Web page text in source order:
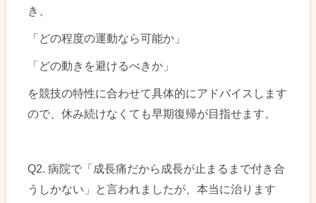
き、
「どの程度の運動なら可能か」
「どの動きを避けるべきか」
を競技の特性に合わせて具体的にアドバイスします
ので、休み続けなくても早期復帰が目指せます。
Q2. 病院で「成長痛だから成長が止まるまで付き合
うしかない」と言われましたが、本当に治ります